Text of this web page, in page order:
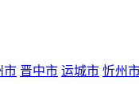
市 晋中市 运城市 忻州